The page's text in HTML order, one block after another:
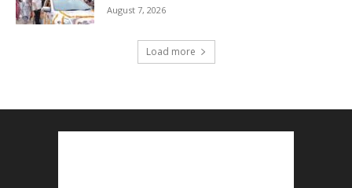
August 7, 2026
Load more